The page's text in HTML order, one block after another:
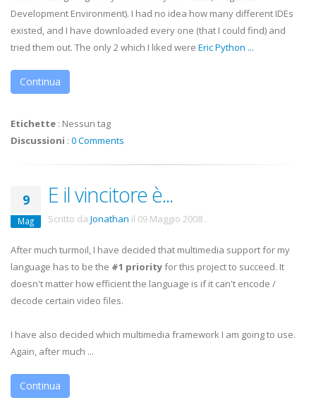
Development Environment). I had no idea how many different IDEs
existed, and I have downloaded every one (that I could find) and
tried them out. The only 2 which I liked were Eric Python ...
Continua
Etichette : Nessun tag
Discussioni : 0 Comments
9
Mag
E il vincitore è...
Scritto da Jonathan il 09 Maggio 2008 .
After much turmoil, I have decided that multimedia support for my
language has to be the #1 priorityfor this project to succeed. It
doesn't matter how efficient the language is if it can't encode /
decode certain video files.
I have also decided which multimedia framework I am going to use.
Again, after much ...
Continua